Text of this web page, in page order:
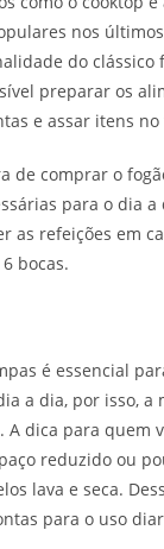
nos
do clássico
preparar os
e assar itens
de comprar o
para o dia a
as refeições em
bocas.
é essencial
a dia, por isso, a
A dica para quem
reduzido ou
lava e seca.
para o uso